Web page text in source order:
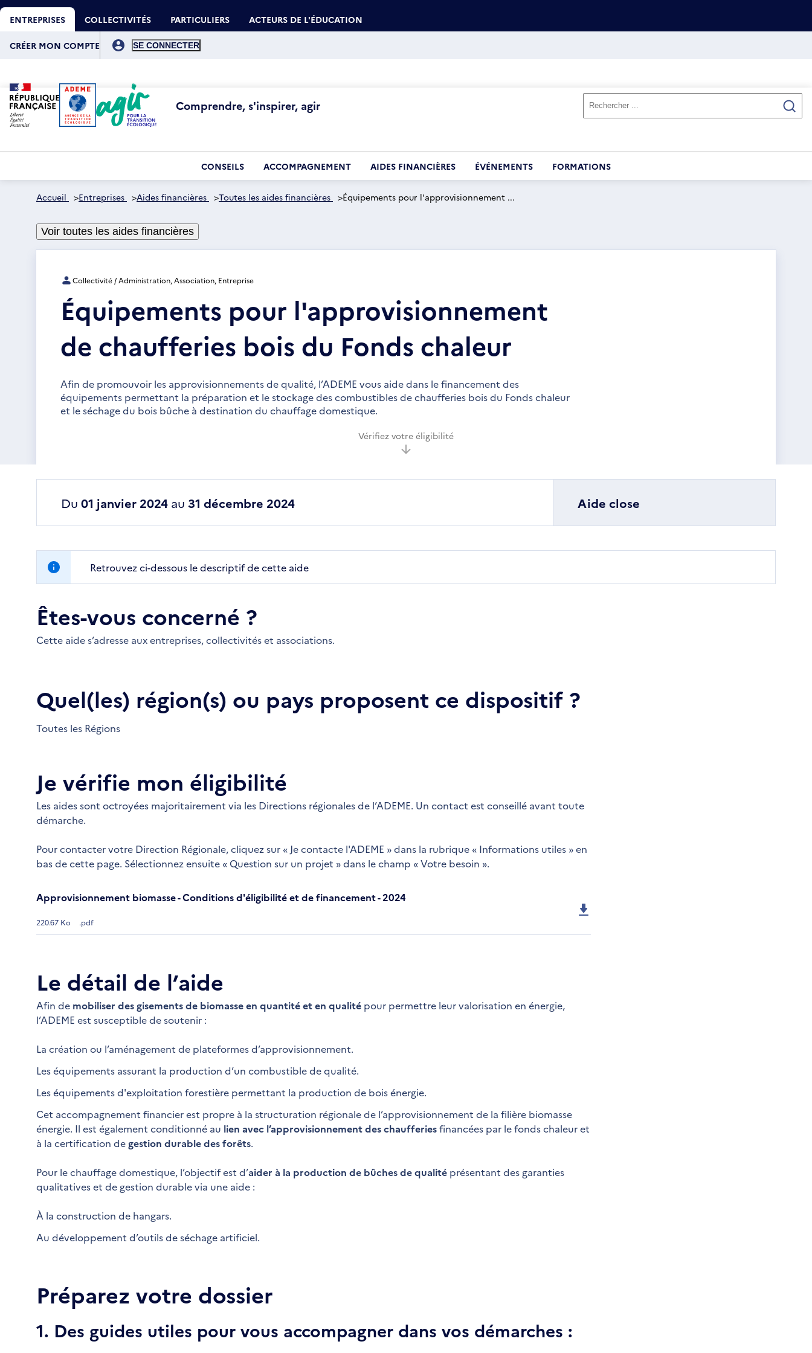
Aller
au
contenu
ENTREPRISES COLLECTIVITÉS PARTICULIERS ACTEURS DE L'ÉDUCATION
compte
CRÉER MON COMPTE
Comprendre, s'inspirer, agir
CONSEILS ACCOMPAGNEMENT AIDES FINANCIÈRES ÉVÉNEMENTS FORMATIONS
Accueil >Entreprises >Aides financières >Toutes les aides financières >Équipements pour l'approvisionnement ...
Voir toutes les aides financières
Collectivité / Administration, Association, Entreprise
Équipements pour l'approvisionnement
de chaufferies bois du Fonds chaleur
Afin de promouvoir les approvisionnements de qualité, l’ADEME vous aide dans le financement des
équipements permettant la préparation et le stockage des combustibles de chaufferies bois du Fonds chaleur
et le séchage du bois bûche à destination du chauffage domestique.
Vérifiez votre éligibilité
Du 01 janvier 2024 au 31 décembre 2024 Aide close
Retrouvez ci-dessous le descriptif de cette aide
Êtes-vous concerné ?
Cette aide s’adresse aux entreprises, collectivités et associations.
Quel(les) région(s) ou pays proposent ce dispositif ?
Toutes les Régions
Je vérifie mon éligibilité
Les aides sont octroyées majoritairement via les Directions régionales de l’ADEME. Un contact est conseillé avant toute
démarche.
Pour contacter votre Direction Régionale, cliquez sur « Je contacte l'ADEME » dans la rubrique « Informations utiles » en
bas de cette page. Sélectionnez ensuite « Question sur un projet » dans le champ « Votre besoin ».
Approvisionnement biomasse - Conditions d'éligibilité et de financement - 2024
220.67 Ko .pdf
Le détail de l’aide
Afin de mobiliser des gisements de biomasse en quantité et en qualité pour permettre leur valorisation en énergie,
l’ADEME est susceptible de soutenir :
La création ou l’aménagement de plateformes d’approvisionnement.
Les équipements assurant la production d’un combustible de qualité.
Les équipements d'exploitation forestière permettant la production de bois énergie.
Cet accompagnement financier est propre à la structuration régionale de l’approvisionnement de la filière biomasse
énergie. Il est également conditionné au lien avec l’approvisionnement des chaufferiesfinancées par le fonds chaleur et
à la certification de gestion durable des forêts.
Pour le chauffage domestique, l’objectif est d’aider à la production de bûches de qualité présentant des garanties
qualitatives et de gestion durable via une aide :
À la construction de hangars.
Au développement d’outils de séchage artificiel.
Préparez votre dossier
1. Des guides utiles pour vous accompagner dans vos démarches :